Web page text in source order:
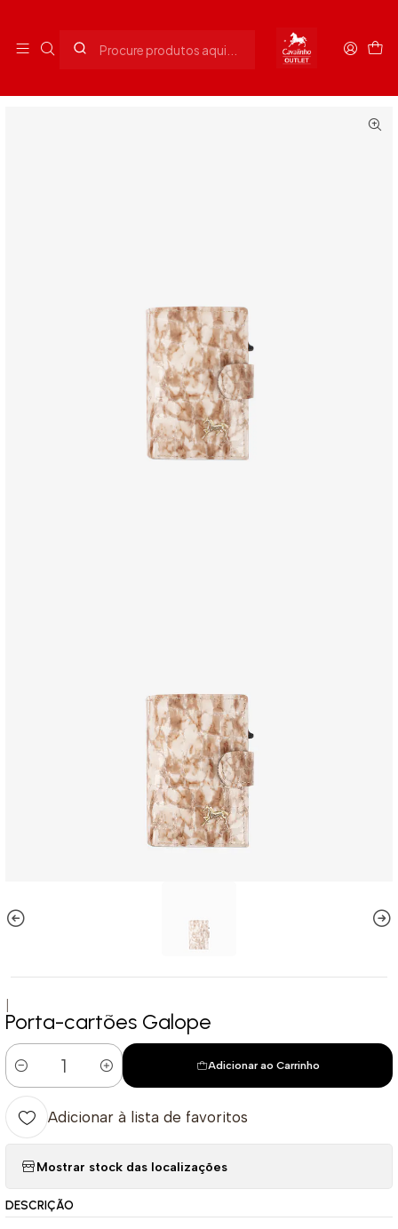
Início Senhora Acessórios Senhora Porta-cartões Galope
Porta-cartões Galope
Quantidade
Adicionar ao Carrinho
Adicionar à lista de favoritos
Mostrar stock das localizações
DESCRIÇÃO